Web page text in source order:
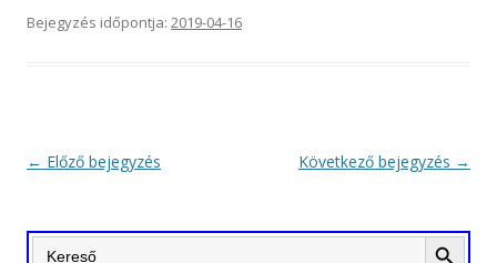
Bejegyzés időpontja: 2019-04-16
Bejegyzés
← Előző bejegyzés Következő bejegyzés →
Search
Search Button